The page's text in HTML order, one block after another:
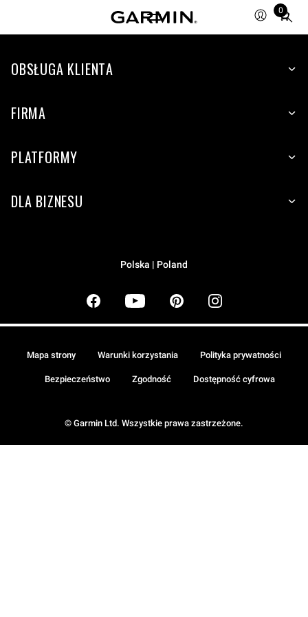
0
Total
items
cart:
OBSŁUGA KLIENTA
FIRMA
PLATFORMY
DLA BIZNESU
Polska | Poland
© Garmin Ltd. Wszystkie prawa zastrzeżone.
Mapa strony Warunki korzystania Polityka prywatności
Bezpieczeństwo Zgodność Dostępność cyfrowa